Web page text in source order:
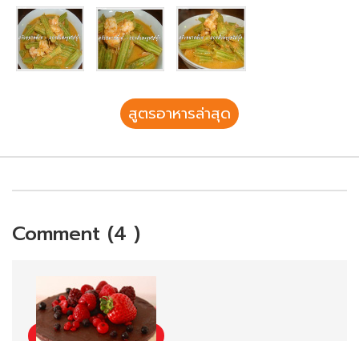
สูตรอาหารล่าสุด
Comment (4 )